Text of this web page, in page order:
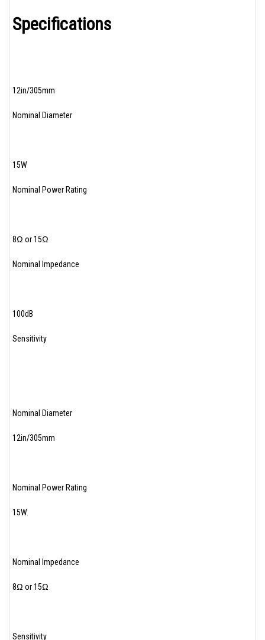
Specifications
12in/305mm
Nominal Diameter
15W
Nominal Power Rating
8Ω or 15Ω
Nominal Impedance
100dB
Sensitivity
Nominal Diameter
12in/305mm
Nominal Power Rating
15W
Nominal Impedance
8Ω or 15Ω
Sensitivity